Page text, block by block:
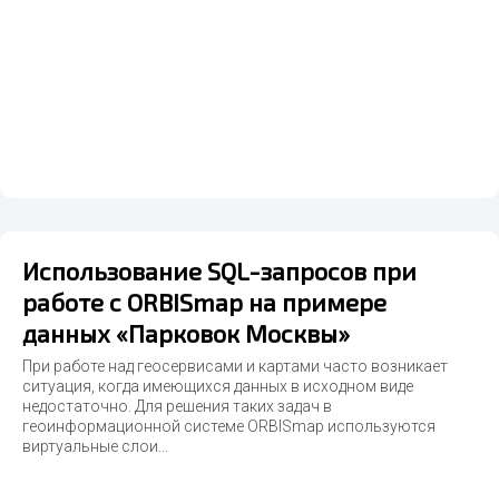
Использование SQL-запросов при
работе с ORBISmap на примере
данных «Парковок Москвы»
При работе над геосервисами и картами часто возникает
ситуация, когда имеющихся данных в исходном виде
недостаточно. Для решения таких задач в
геоинформационной системе ORBISmap используются
виртуальные слои...